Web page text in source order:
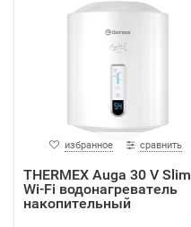
избранное сравнить
THERMEX Auga 30 V Slim
Wi-Fi водонагреватель
накопительный